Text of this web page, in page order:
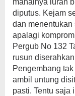
mahalnya iuran
diputus. Kejam
dan menentukan
apalagi
Pergub No 132
rusun
Pengembang
ambil untung
pasti. Tentu saja